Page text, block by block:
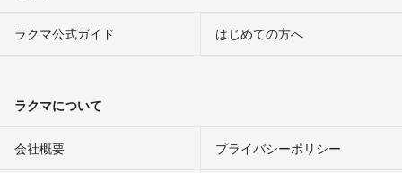
ラクマ公式ガイド はじめての方へ
ラクマについて
会社概要 プライバシーポリシー